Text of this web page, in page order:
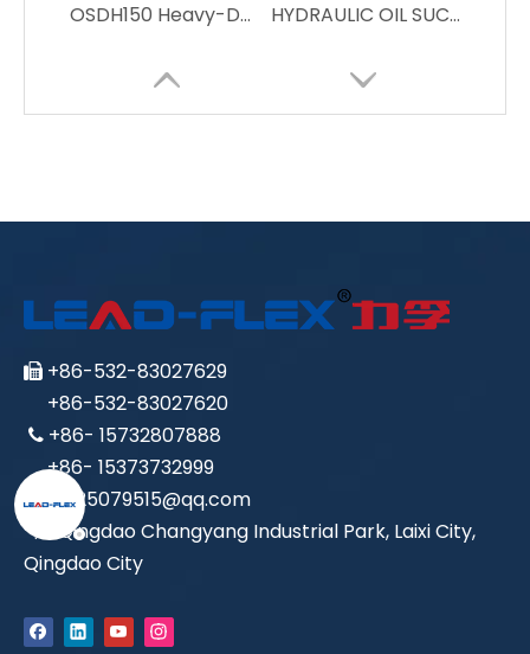
OSDH150 Heavy-Duty Oil Suction Hose para sa Industrial Use HYDRAULIC OIL SUCTION & DISCHARGE HOSE
 +86-532-83027629
+86-532-83027620
 +86- 15732807888
+86- 15373732999
 1425079515@qq.com
 Qingdao Changyang Industrial Park, Laixi City,
Qingdao City